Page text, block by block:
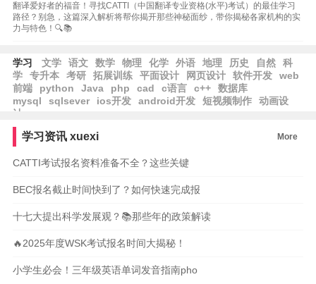
翻译爱好者的福音！寻找CATTI（中国翻译专业资格(水平)考试）的最佳学习
路径？别急，这篇深入解析将帮你揭开那些神秘面纱，带你揭秘各家机构的实
力与特色！🔍📚
学习 文学 语文 数学 物理 化学 外语 地理 历史 自然
科
学
专升本 考研 拓展训练 平面设计 网页设计 软件开发
web
前端
python Java php cad c语言 c++
数据库
mysql
sqlsever ios开发 android开发 短视频制作
动画设
计
学习资讯 xuexi More
CATTI考试报名资料准备不全？这些关键
BEC报名截止时间快到了？如何快速完成报
十七大提出科学发展观？📚那些年的政策解读
🔥2025年度WSK考试报名时间大揭秘！
小学生必会！三年级英语单词发音指南pho